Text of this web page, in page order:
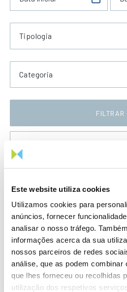
Este website utiliza cookies
Utilizamos cookies para
anúncios, fornecer
analisar o nosso tráfego.
informações acerca da sua
nossos parceiros de redes
análise, que as podem combinar
que lhes forneceu ou recolhidas
utilização dos respetivos
Tipologia
Categoria
FILTRAR
631.09 Kb
Informação
Eletroprodutor da
2023
Publicação com
informação sobre
2023-11-20 Eletricidade